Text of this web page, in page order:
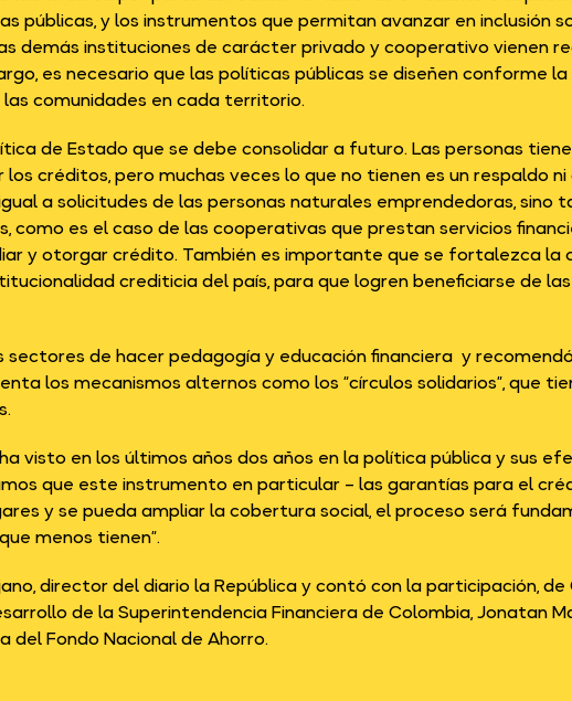
públicas, y los instrumentos que permitan avanzar en inclusión
demás instituciones de carácter privado y cooperativo vienen
es necesario que las políticas públicas se diseñen conforme
comunidades en cada territorio.
de Estado que se debe consolidar a futuro. Las personas
créditos, pero muchas veces lo que no tienen es un respaldo
a solicitudes de las personas naturales emprendedoras, sino
como es el caso de las cooperativas que prestan servicios
y otorgar crédito. También es importante que se fortalezca la
crediticia del país, para que logren beneficiarse de
de hacer pedagogía y educación financiera y
los mecanismos alternos como los “círculos solidarios”, que
visto en los últimos años dos años en la política pública y sus
que este instrumento en particular – las garantías para el
y se pueda ampliar la cobertura social, el proceso será
menos tienen”.
director del diario la República y contó con la participación,
de la Superintendencia Financiera de Colombia, Jonatan
del Fondo Nacional de Ahorro.